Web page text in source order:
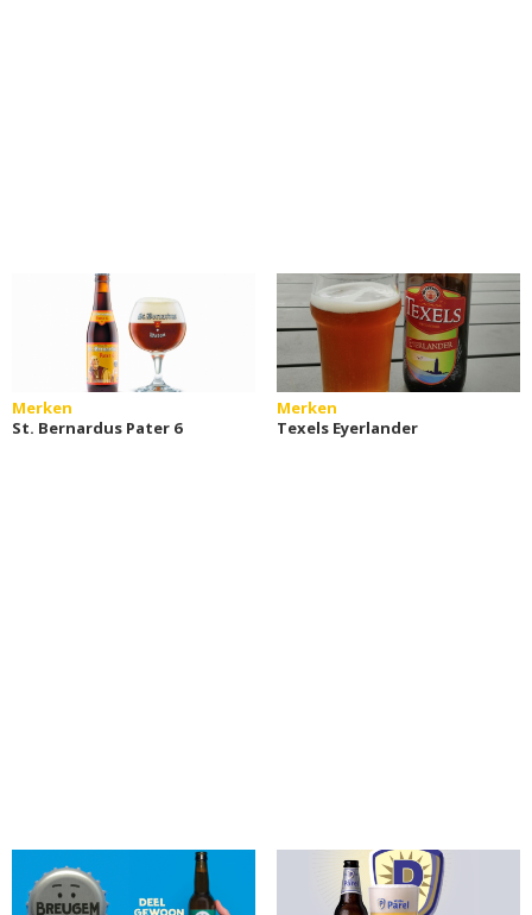
Merken
St. Bernardus Pater 6
Merken
Texels Eyerlander